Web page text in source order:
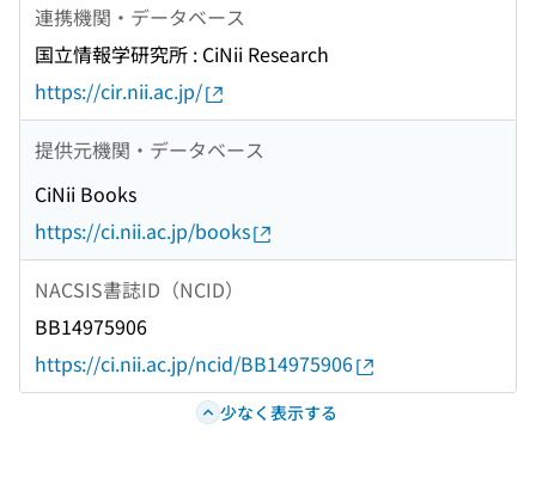
連携機関・データベース
国立情報学研究所 : CiNii Research
https://cir.nii.ac.jp/
提供元機関・データベース
CiNii Books
https://ci.nii.ac.jp/books
NACSIS書誌ID（NCID）
BB14975906
https://ci.nii.ac.jp/ncid/BB14975906
少なく表示する